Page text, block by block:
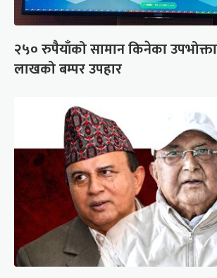
२५० रुपैयाँको सामान किनेका
लाखको बम्पर उपहार